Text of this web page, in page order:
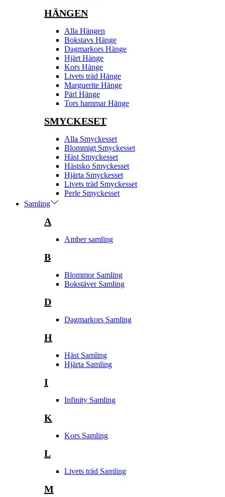
HÄNGEN
Alla Hängen
Bokstavs Hänge
Dagmarkors Hänge
Hjärt Hänge
Kors Hänge
Livets träd Hänge
Marguerite Hänge
Pärl Hänge
Tors hammar Hänge
SMYCKESET
Alla Smyckesset
Blommigt Smyckesset
Häst Smyckesset
Hästsko Smyckesset
Hjärta Smyckesset
Livets träd Smyckesset
Perle Smyckesset
Samling
A
Amber samling
B
Blommor Samling
Bokstäver Samling
D
Dagmarkors Samling
H
Häst Samling
Hjärta Samling
I
Infinity Samling
K
Kors Samling
L
Livets träd Samling
M